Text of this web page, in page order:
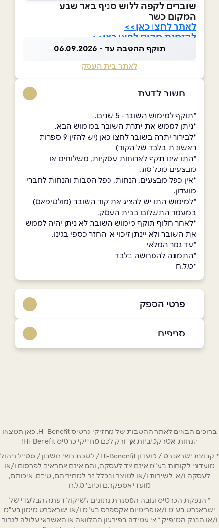
שוברים לקפה ללוש סניף באר שבע
המקום כשר
לאתר לחצו כאן>>
להזמנת מקום לחצו כאן>>
תוקף ההטבה עד - 06.09.2026
לאתר בית העסק
חשוב לדעת
*תוקף למימוש השובר- 5 שנים.
*ניתן לממש את יתרת השובר במימוש הבא.
*לבירור יתרה בשובר לחצו כאן (יש להזין 9 ספרות
ראשונות בלבד של הקוד)
*התו אינו תקף לארוחות עסקיות, משלוחים או
מבצעים מכל סוג.
*אין כפל מבצעים, הנחות, כפל הטבות והנחות לחברי
מועדון.
*למימוש התו יש להציג את קוד השובר (מולטיפאס)
במעמד התשלום בבית העסק.
*לאחר חלוף תוקף מימוש השובר, לא ניתן יהיה לממש
את השובר ולא יינתן זיכוי או החזר כספי בגינו.
*עד גמר המלאי
*התמונה להמחשה בלבד
*ט.ל.ח
פרטי הספק
באתר בפייסבוק
טלפון*
אימייל *
אנא חזרו אלי בקשר ל...
סניפים
ברוכים הבאים לאתר ההטבות של מחזיקי כרטיס Hi-Benefit. כאן תמצאו
הנחות אטרקטיביות אך ורק לכם מחזיקי כרטיס Hi-Benefit!
* קבוצת ישראכרט / מועדון Hi-Benenfit / לשכת רואי חשבון / סטייל ניהול
מועדוני לקוחות בע"מ אינם צד לעסקה, והם אינם אחראים לפרסום ו/או
לעסקה ו/או לשירות ו/או למוצר ובכלל זה למחיריהם, טיבם, איכותם,
מועדי אספקתם וכיוב' ט.ל.ח
* הנפקת הכרטיס וגובה המסגרת נתונים לשיקול דעתה הבלעדי של
ישראכרט בע"מ ו/או פרימיום אקספרס בע"מ ו/או ישראכרט מימון בע"מ
ו/או הבנק המנפיק * אי עמידה בפירעון ההלוואה או האשראי עלולה לגרור